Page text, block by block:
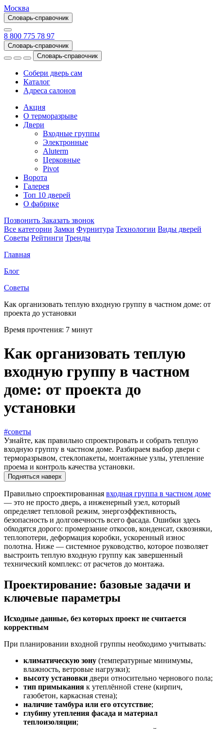
Москва
Словарь-справочник
8 800 775 78 97
Словарь-справочник
Словарь-справочник
Собери дверь сам
Каталог
Адреса салонов
Акция
О терморазрыве
Двери
Входные группы
Электронные
Aluterm
Церковные
Pivot
Ворота
Галерея
Топ 10 дверей
О фабрике
Позвонить Заказать звонок
Все категории Замки Фурнитура Технологии Виды дверей
Советы Рейтинги Тренды
Главная
Блог
Советы
Как организовать теплую входную группу в частном доме: от
проекта до установки
Время прочтения: 7 минут
Как организовать теплую
входную группу в частном
доме: от проекта до
установки
#советы
Узнайте, как правильно спроектировать и собрать теплую
входную группу в частном доме. Разбираем выбор двери с
терморазрывом, стеклопакеты, монтажные узлы, утепление
проема и контроль качества установки.
Подняться наверх
Правильно спроектированная входная группа в частном доме
— это не просто дверь, а инженерный узел, который
определяет тепловой режим, энергоэффективность,
безопасность и долговечность всего фасада. Ошибки здесь
обходятся дорого: промерзание откосов, конденсат, сквозняки,
теплопотери, деформация коробки, ускоренный износ
полотна. Ниже — системное руководство, которое позволяет
выстроить теплую входную группу как завершенный
технический комплекс: от расчетов до монтажа.
Проектирование: базовые задачи и
ключевые параметры
Исходные данные, без которых проект не считается
корректным
При планировании входной группы необходимо учитывать:
климатическую зону (температурные минимумы,
влажность, ветровые нагрузки);
высоту установки двери относительно чернового пола;
тип примыкания к утеплённой стене (кирпич,
газобетон, каркасная стена);
наличие тамбура или его отсутствие;
глубину утепления фасада и материал
теплоизоляции;